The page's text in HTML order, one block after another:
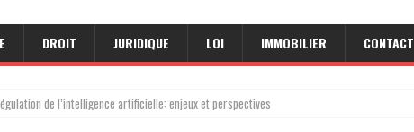
DROIT JURIDIQUE LOI IMMOBILIER CONTACT
de l’intelligence artificielle: enjeux et perspectives